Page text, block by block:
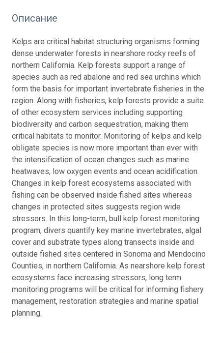
Описание
Kelps are critical habitat structuring organisms forming
dense underwater forests in nearshore rocky reefs of
northern California. Kelp forests support a range of
species such as red abalone and red sea urchins which
form the basis for important invertebrate fisheries in the
region. Along with fisheries, kelp forests provide a suite
of other ecosystem services including supporting
biodiversity and carbon sequestration, making them
critical habitats to monitor. Monitoring of kelps and kelp
obligate species is now more important than ever with
the intensification of ocean changes such as marine
heatwaves, low oxygen events and ocean acidification.
Changes in kelp forest ecosystems associated with
fishing can be observed inside fished sites whereas
changes in protected sites suggests region wide
stressors. In this long-term, bull kelp forest monitoring
program, divers quantify key marine invertebrates, algal
cover and substrate types along transects inside and
outside fished sites centered in Sonoma and Mendocino
Counties, in northern California. As nearshore kelp forest
ecosystems face increasing stressors, long term
monitoring programs will be critical for informing fishery
management, restoration strategies and marine spatial
planning.